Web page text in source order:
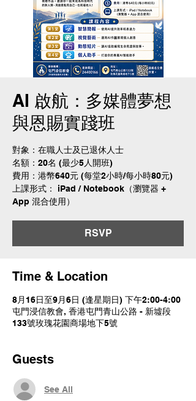
AI 啟航：多媒體夢想
與恩賜實踐班
對象：在職人士及已退休人士
名額：20名 (最少5人開班)
費用：港幣640元 (每堂2小時/每小時80元)
上課形式： iPad / Notebook（瀏覽器 +
App 混合使用）
RSVP
Time & Location
8月16日至9月6日 (逢星期日) 下午2:00-4:00
屯門浸信教會, 香港屯門青山公路 - 新墟段
133號玫瑰花園商場地下5號
Guests
See All